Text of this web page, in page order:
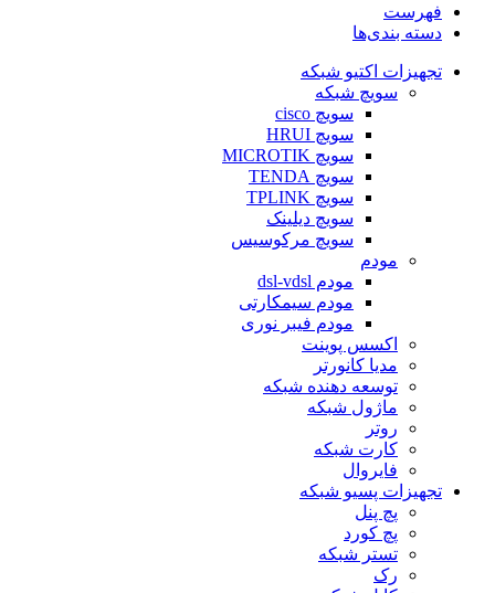
فهرست
دسته بندی‌ها
تجهیزات اکتیو شبکه
سویچ شبکه
سویچ cisco
سویچ HRUI
سویچ MICROTIK
سویچ TENDA
سویچ TPLINK
سویچ دیلینک
سویچ مرکوسیس
مودم
مودم dsl-vdsl
مودم سیمکارتی
مودم فیبر نوری
اکسس پوینت
مدیا کانورتر
توسعه دهنده شبکه
ماژول شبکه
روتر
کارت شبکه
فایروال
تجهیزات پسیو شبکه
پچ پنل
پچ کورد
تستر شبکه
رک